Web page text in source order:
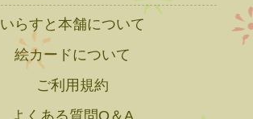
いらすと本舗について
絵カードについて
ご利用規約
よくある質問Q＆A